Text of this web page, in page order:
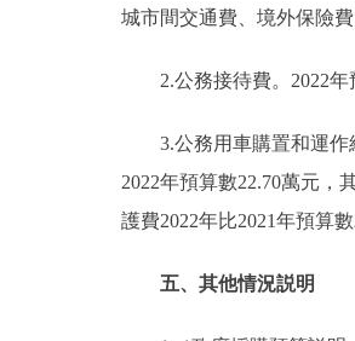
城市間交通費、境外保險
2.公務接待費。2022年
3.公務用車購置和運作維
2022年預算數22.70萬元，
護費2022年比2021年預算
五、其他情況説明